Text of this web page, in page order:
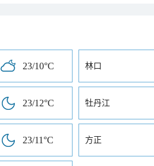
23/10°C 林口
23/12°C 牡丹江
23/11°C 方正